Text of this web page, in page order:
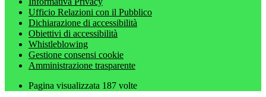
Ufficio Relazioni con il Pubblico
Dichiarazione di accessibilità
Obiettivi di accessibilità
Whistleblowing
Gestione consensi cookie
Amministrazione trasparente
Pagina visualizzata 187 volte